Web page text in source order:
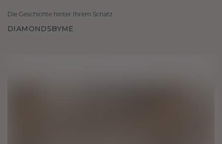
Die Geschichte hinter Ihrem Schatz
DIAMONDSBYME